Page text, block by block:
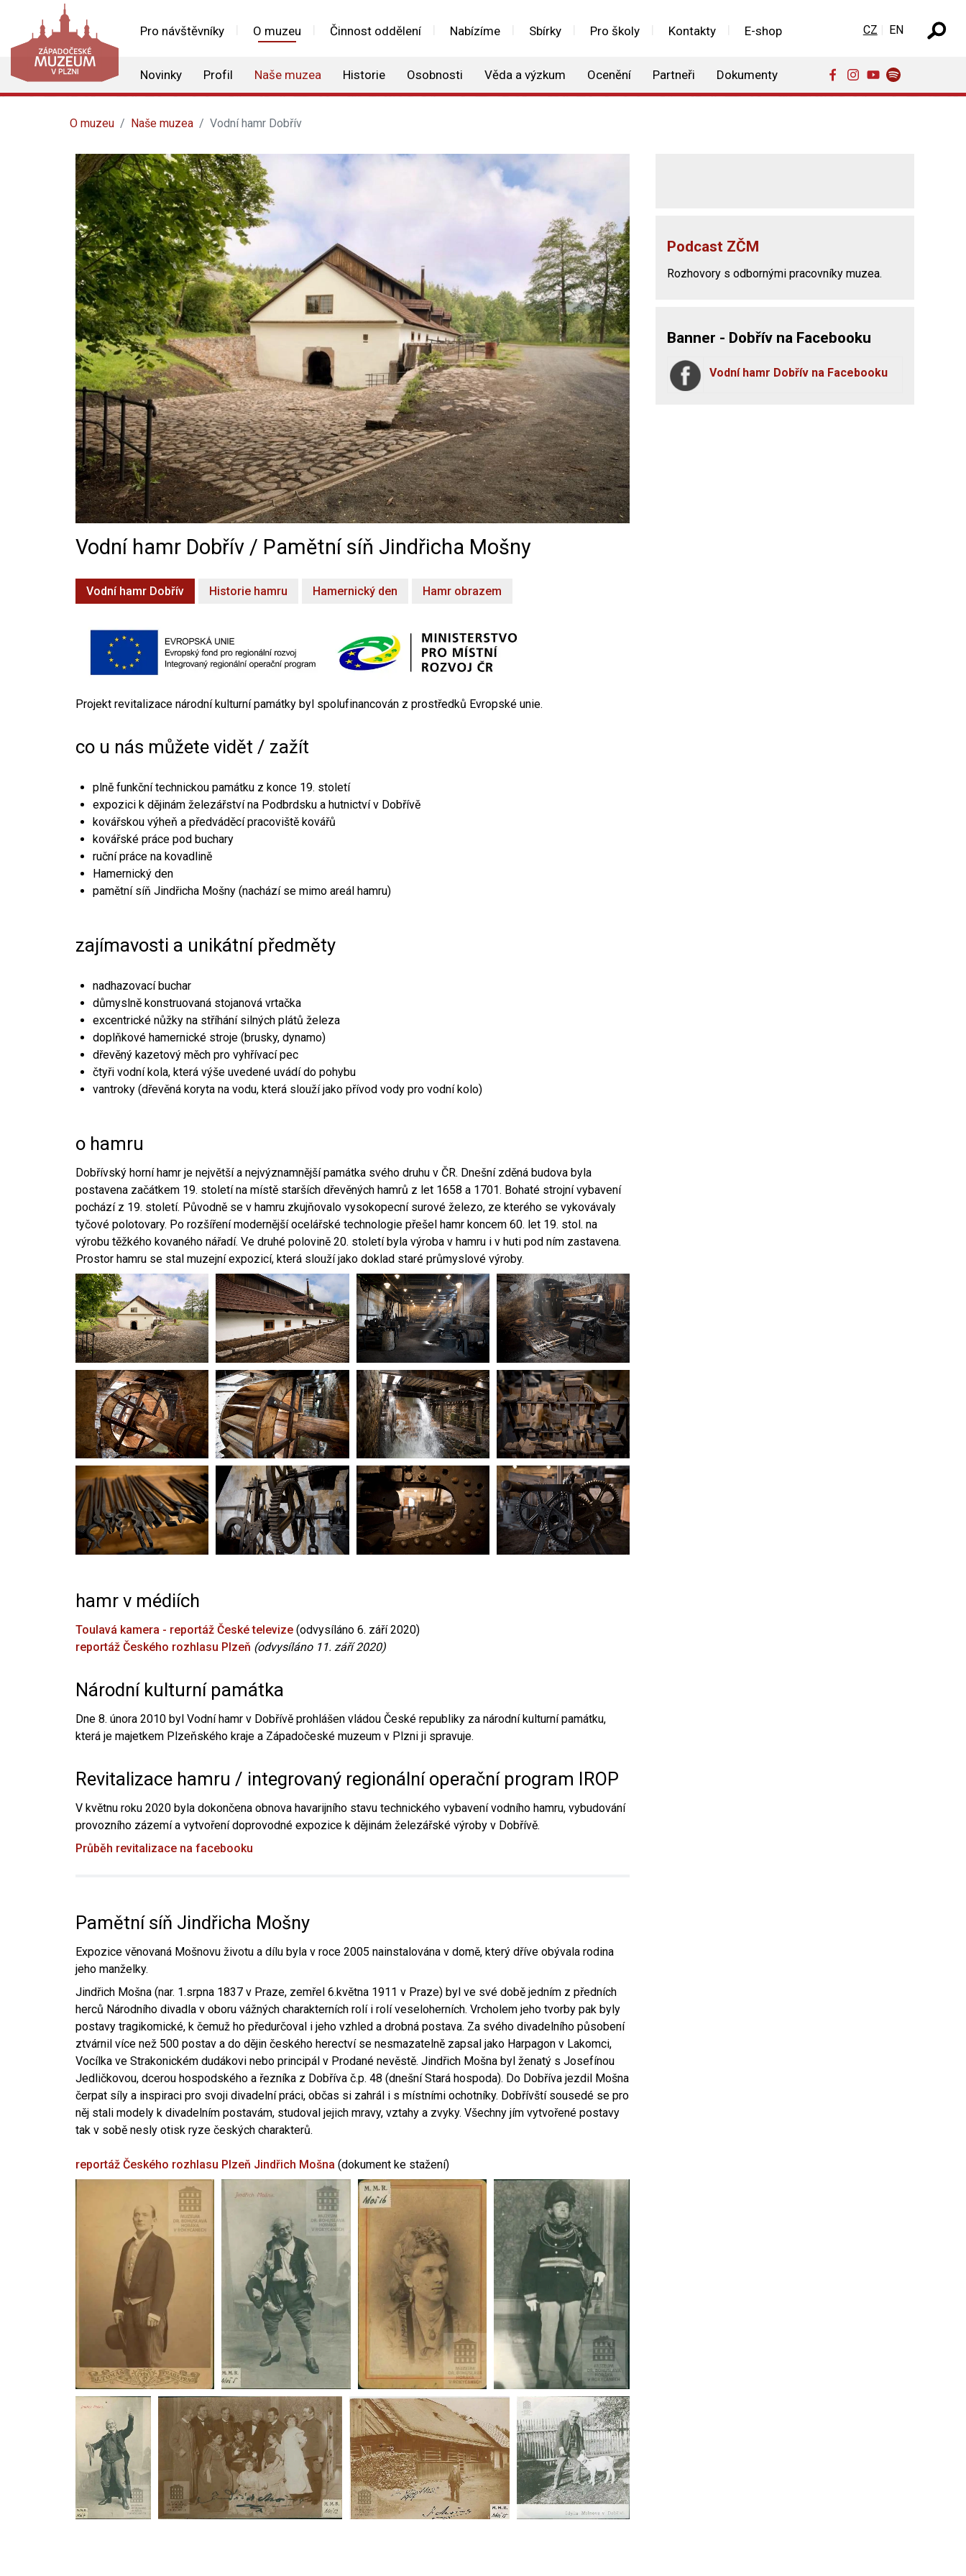
Pro návštěvníky O muzeu Činnost oddělení Nabízíme Sbírky Pro školy Kontakty E-shop
Novinky Profil Naše muzea Historie Osobnosti Věda a výzkum Ocenění Partneři Dokumenty
Zvolte jazyk
CZ EN
O muzeu Naše muzea Vodní hamr Dobřív
Vodní hamr Dobřív / Pamětní síň Jindřicha Mošny
Vodní hamr Dobřív Historie hamru Hamernický den Hamr obrazem
Projekt revitalizace národní kulturní památky byl spolufinancován z prostředků Evropské unie.
co u nás můžete vidět / zažít
plně funkční technickou památku z konce 19. století
expozici k dějinám železářství na Podbrdsku a hutnictví v Dobřívě
kovářskou výheň a předváděcí pracoviště kovářů
kovářské práce pod buchary
ruční práce na kovadlině
Hamernický den
pamětní síň Jindřicha Mošny (nachází se mimo areál hamru)
zajímavosti a unikátní předměty
nadhazovací buchar
důmyslně konstruovaná stojanová vrtačka
excentrické nůžky na stříhání silných plátů železa
doplňkové hamernické stroje (brusky, dynamo)
dřevěný kazetový měch pro vyhřívací pec
čtyři vodní kola, která výše uvedené uvádí do pohybu
vantroky (dřevěná koryta na vodu, která slouží jako přívod vody pro vodní kolo)
o hamru
Dobřívský horní hamr je největší a nejvýznamnější památka svého druhu v ČR. Dnešní zděná budova byla
postavena začátkem 19. století na místě starších dřevěných hamrů z let 1658 a 1701. Bohaté strojní vybavení
pochází z 19. století. Původně se v hamru zkujňovalo vysokopecní surové železo, ze kterého se vykovávaly
tyčové polotovary. Po rozšíření modernější ocelářské technologie přešel hamr koncem 60. let 19. stol. na
výrobu těžkého kovaného nářadí. Ve druhé polovině 20. století byla výroba v hamru i v huti pod ním zastavena.
Prostor hamru se stal muzejní expozicí, která slouží jako doklad staré průmyslové výroby.
hamr v médiích
Toulavá kamera - reportáž České televize (odvysíláno 6. září 2020)
reportáž Českého rozhlasu Plzeň (odvysíláno 11. září 2020)
Národní kulturní památka
Dne 8. února 2010 byl Vodní hamr v Dobřívě prohlášen vládou České republiky za národní kulturní památku,
která je majetkem Plzeňského kraje a Západočeské muzeum v Plzni ji spravuje.
Revitalizace hamru / integrovaný regionální operační program IROP
V květnu roku 2020 byla dokončena obnova havarijního stavu technického vybavení vodního hamru, vybudování
provozního zázemí a vytvoření doprovodné expozice k dějinám železářské výroby v Dobřívě.
Průběh revitalizace na facebooku
Pamětní síň Jindřicha Mošny
Expozice věnovaná Mošnovu životu a dílu byla v roce 2005 nainstalována v domě, který dříve obývala rodina
jeho manželky.
Jindřich Mošna (nar. 1.srpna 1837 v Praze, zemřel 6.května 1911 v Praze) byl ve své době jedním z předních
herců Národního divadla v oboru vážných charakterních rolí i rolí veseloherních. Vrcholem jeho tvorby pak byly
postavy tragikomické, k čemuž ho předurčoval i jeho vzhled a drobná postava. Za svého divadelního působení
ztvárnil více než 500 postav a do dějin českého herectví se nesmazatelně zapsal jako Harpagon v Lakomci,
Vocílka ve Strakonickém dudákovi nebo principál v Prodané nevěstě. Jindřich Mošna byl ženatý s Josefínou
Jedličkovou, dcerou hospodského a řezníka z Dobříva č.p. 48 (dnešní Stará hospoda). Do Dobříva jezdil Mošna
čerpat síly a inspiraci pro svoji divadelní práci, občas si zahrál i s místními ochotníky. Dobřívští sousedé se pro
něj stali modely k divadelním postavám, studoval jejich mravy, vztahy a zvyky. Všechny jím vytvořené postavy
tak v sobě nesly otisk ryze českých charakterů.
reportáž Českého rozhlasu Plzeň Jindřich Mošna (dokument ke stažení)
Podcast ZČM
Rozhovory s odbornými pracovníky muzea.
Banner - Dobřív na Facebooku
Vodní hamr Dobřív na Facebooku